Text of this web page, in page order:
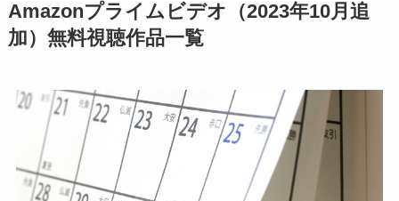
Amazonプライムビデオ（2023年10月追
加）無料視聴作品一覧